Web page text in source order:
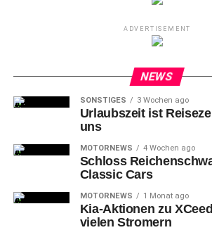
ADVERTISEMENT
NEWS
SONSTIGES 3 Wochen ago
Urlaubszeit ist
uns
MOTORNEWS 4 Wochen ago
Schloss
Classic Cars
MOTORNEWS 1 Monat ago
Kia-Aktionen zu
vielen Stromern